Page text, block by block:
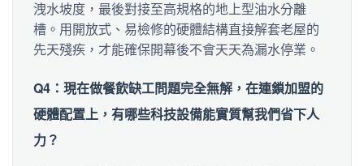
洩水坡度，最後對接至高規格的地上型油水分離
槽。用開放式、易檢修的硬體結構直接解套老屋的
先天殘疾，才能確保開幕後不會天天為漏水停業。
Q4：現在做餐飲缺工問題完全無解，在連鎖加盟的
硬體配置上，有哪些科技設備能實質幫我們省下人
力？